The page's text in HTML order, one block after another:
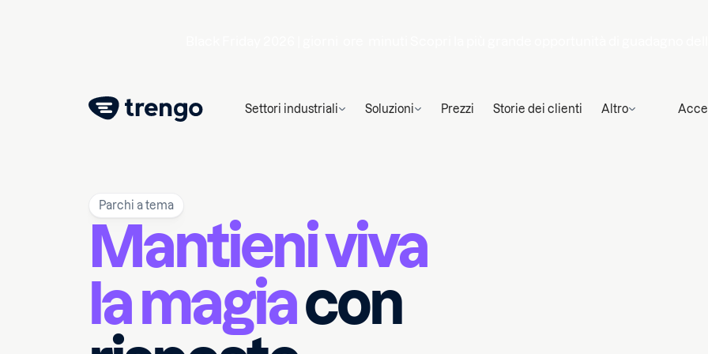
Settori industriali Soluzioni Prezzi Storie dei clienti Altro
Parchi a tema
Mantieni viva
la magiacon